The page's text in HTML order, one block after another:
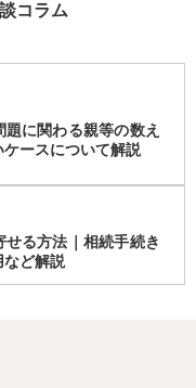
コラム
に関わる親等の数え
ースについて解説
せる方法｜相続手続き
など解説